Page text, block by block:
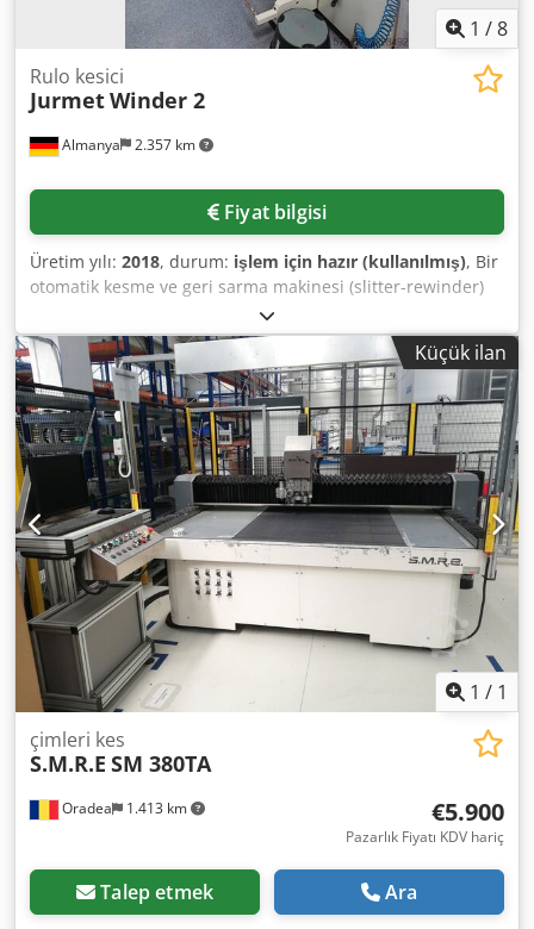
1 /8
Almanya 2.357 km
Rulo kesici
JurmetWinder 2
Fiyat bilgisi
Üretim yılı: 2018, durum: işlem için hazır (kullanılmış), Bir
otomatik kesme ve geri sarma makinesi (slitter-rewinder)
Jurmet mevcuttur. Toplam çalışma mesafesi: yaklaşık 8900
km, maksimum çalışma genişliği: 1600 mm, minimum ana
rulo genişliği: 300 mm, maksimum ana rulo çapı: 1000 mm,
ana rulo iç çekirdek çapı: 76 mm/152 mm, bitmiş rulo iç
çekirdek çapı: 25,4 mm/76 mm, maksimum mekanik hız:
500 m/dak, maksimum hat gerginliği: 153 N, bıçak
pozisyonlama hassasiyeti: +/-0,3 mm, pres silindiri
genişliği: 1600 mm, maksimum ürün ağırlığı: 150 g/m²,
maksimum ürün kalınlığı: 220 µm, çalışma saati: yaklaşık
9850 h. Dokümantasyon mevcut. Yerinde inceleme
mümkündür. Dodpfxozhnupj Agpjkr
Küçük ilan
1 / 1
Oradea 1.413 km
çimleri kes
S.M.R.E SM 380TA
€5.900
Pazarlık Fiyatı KDV hariç
Talep etmek Ara